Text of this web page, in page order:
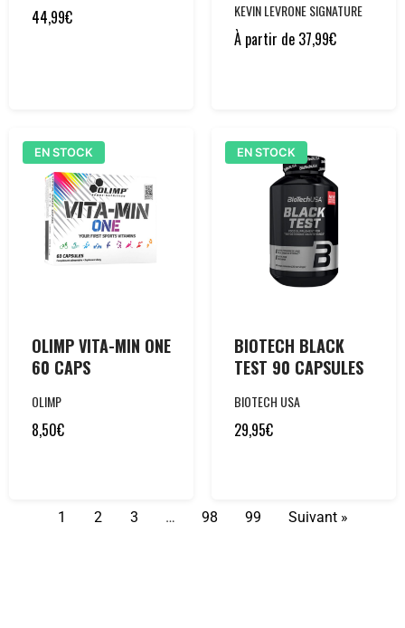
44,99€ KEVIN LEVRONE SIGNATURE
À partir de 37,99€
EN STOCK
OLIMP VITA-MIN ONE
60 CAPS
OLIMP
8,50€
EN STOCK
BIOTECH BLACK
TEST 90 CAPSULES
BIOTECH USA
29,95€
1 2 3 … 98 99 Suivant »